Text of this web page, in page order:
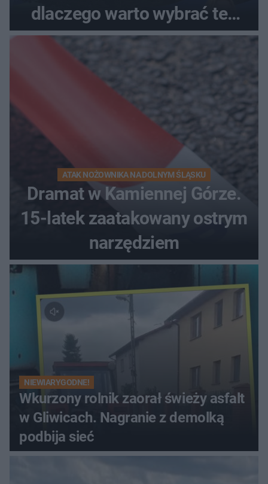
dlaczego warto wybrać ten
kierunek na urlop!
ATAK NOŻOWNIKA NA DOLNYM ŚLĄSKU
Dramat w Kamiennej Górze.
15-latek zaatakowany ostrym
narzędziem
NIEWIARYGODNE!
Wkurzony rolnik zaorał świeży asfalt
w Gliwicach. Nagranie z demolką
podbija sieć